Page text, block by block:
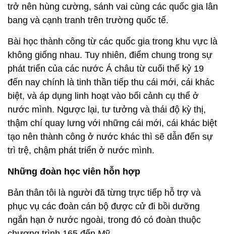
trở nên hùng cường, sánh vai cùng các quốc gia lân
bang và cạnh tranh trên trường quốc tế.
Bài học thành công từ các quốc gia trong khu vực là
không giống nhau. Tuy nhiên, điểm chung trong sự
phát triển của các nước Á châu từ cuối thế kỷ 19
đến nay chính là tinh thần tiếp thu cái mới, cái khác
biệt, và áp dụng linh hoạt vào bối cảnh cụ thể ở
nước mình. Ngược lại, tư tưởng và thái độ kỳ thị,
thậm chí quay lưng với những cái mới, cái khác biệt
tạo nên thành công ở nước khác thì sẽ dẫn đến sự
trì trệ, chậm phát triển ở nước mình.
Những đoàn học viên hỗn hợp
Bản thân tôi là người đã từng trực tiếp hỗ trợ và
phục vụ các đoàn cán bộ được cử đi bồi dưỡng
ngắn hạn ở nước ngoài, trong đó có đoàn thuộc